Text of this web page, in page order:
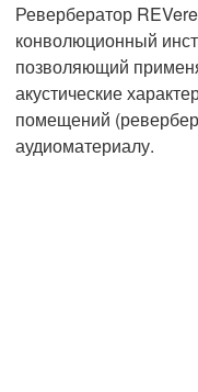
Ревербератор
конволюционный
позволяющий
акустические
помещений
аудиоматериалу.